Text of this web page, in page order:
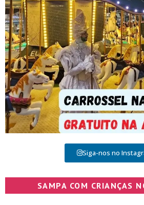
Siga-nos no
SAMPA COM CRIANÇAS